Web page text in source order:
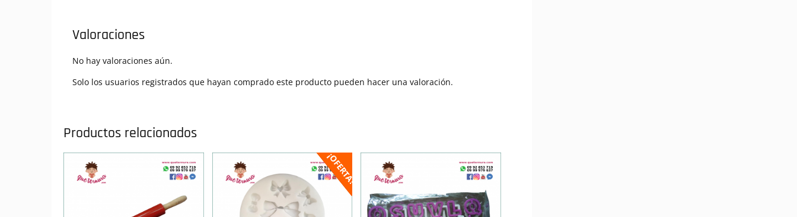
Valoraciones
No hay valoraciones aún.
Solo los usuarios registrados que hayan comprado este producto pueden hacer una valoración.
Productos relacionados
¡OFERTA!